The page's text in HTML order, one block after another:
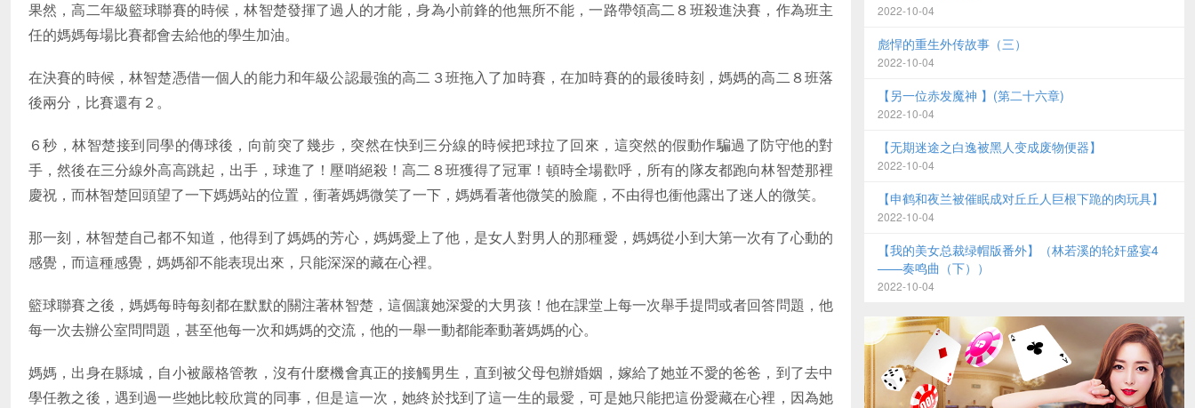
果然，高二年級籃球聯賽的時候，林智楚發揮了過人的才能，身為小前鋒的他無所不能，一路帶領高二８班殺進決賽，作為班主
任的媽媽每場比賽都會去給他的學生加油。
在決賽的時候，林智楚憑借一個人的能力和年級公認最強的高二３班拖入了加時賽，在加時賽的的最後時刻，媽媽的高二８班落
後兩分，比賽還有２。
６秒，林智楚接到同學的傳球後，向前突了幾步，突然在快到三分線的時候把球拉了回來，這突然的假動作騙過了防守他的對
手，然後在三分線外高高跳起，出手，球進了！壓哨絕殺！高二８班獲得了冠軍！頓時全場歡呼，所有的隊友都跑向林智楚那裡
慶祝，而林智楚回頭望了一下媽媽站的位置，衝著媽媽微笑了一下，媽媽看著他微笑的臉龐，不由得也衝他露出了迷人的微笑。
那一刻，林智楚自己都不知道，他得到了媽媽的芳心，媽媽愛上了他，是女人對男人的那種愛，媽媽從小到大第一次有了心動的
感覺，而這種感覺，媽媽卻不能表現出來，只能深深的藏在心裡。
籃球聯賽之後，媽媽每時每刻都在默默的關注著林智楚，這個讓她深愛的大男孩！他在課堂上每一次舉手提問或者回答問題，他
每一次去辦公室問問題，甚至他每一次和媽媽的交流，他的一舉一動都能牽動著媽媽的心。
媽媽，出身在縣城，自小被嚴格管教，沒有什麼機會真正的接觸男生，直到被父母包辦婚姻，嫁給了她並不愛的爸爸，到了去中
學任教之後，遇到過一些她比較欣賞的同事，但是這一次，她終於找到了這一生的最愛，可是她只能把這份愛藏在心裡，因為她
2022-10-04
彪悍的重生外传故事（三）
2022-10-04
【另一位赤发魔神 】(第二十六章)
2022-10-04
【无期迷途之白逸被黑人变成废物便器】
2022-10-04
【申鹤和夜兰被催眠成对丘丘人巨根下跪的肉玩具】
2022-10-04
【我的美女总裁绿帽版番外】（林若溪的轮奸盛宴4
——奏鸣曲（下））
2022-10-04